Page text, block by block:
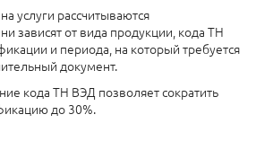
услуги рассчитываются
зависят от вида продукции, кода ТН
и периода, на который требуется
документ.
кода ТН ВЭД позволяет сократить
до 30%.